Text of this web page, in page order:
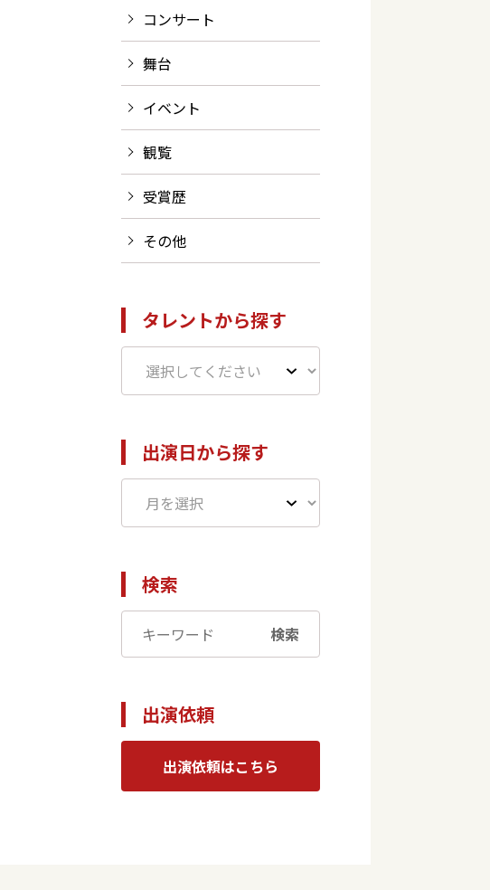
コンサート
舞台
イベント
観覧
受賞歴
その他
タレントから探す
出演日から探す
検索
検索
出演依頼
出演依頼はこちら